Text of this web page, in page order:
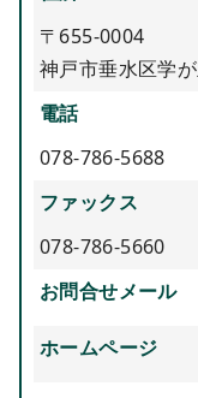
〒655-0004
神戸市垂水区学
電話
078-786-5688
ファックス
078-786-5660
お問合せメール
ホームページ